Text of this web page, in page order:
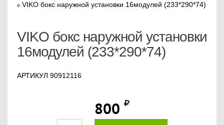
VIKO бокс наружной установки 16модулей (233*290*74)
VIKO бокс наружной установки
16модулей (233*290*74)
АРТИКУЛ 90912116
800